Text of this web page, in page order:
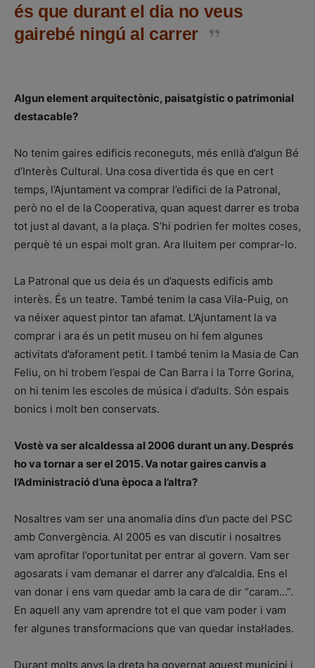
és que durant el dia no veus
gairebé ningú al carrer
Algun element arquitectònic, paisatgístic o patrimonial
destacable?
No tenim gaires edificis reconeguts, més enllà d’algun Bé
d’Interès Cultural. Una cosa divertida és que en cert
temps, l’Ajuntament va comprar l’edifici de la Patronal,
però no el de la Cooperativa, quan aquest darrer es troba
tot just al davant, a la plaça. S’hi podrien fer moltes coses,
perquè té un espai molt gran. Ara lluitem per comprar-lo.
La Patronal que us deia és un d’aquests edificis amb
interès. És un teatre. També tenim la casa Vila-Puig, on
va néixer aquest pintor tan afamat. L’Ajuntament la va
comprar i ara és un petit museu on hi fem algunes
activitats d’aforament petit. I també tenim la Masia de Can
Feliu, on hi trobem l’espai de Can Barra i la Torre Gorina,
on hi tenim les escoles de música i d’adults. Són espais
bonics i molt ben conservats.
Vostè va ser alcaldessa al 2006 durant un any. Després
ho va tornar a ser el 2015. Va notar gaires canvis a
l’Administració d’una època a l’altra?
Nosaltres vam ser una anomalia dins d’un pacte del PSC
amb Convergència. Al 2005 es van discutir i nosaltres
vam aprofitar l’oportunitat per entrar al govern. Vam ser
agosarats i vam demanar el darrer any d’alcaldia. Ens el
van donar i ens vam quedar amb la cara de dir “caram…”.
En aquell any vam aprendre tot el que vam poder i vam
fer algunes transformacions que van quedar instal·lades.
Durant molts anys la dreta ha governat aquest municipi i